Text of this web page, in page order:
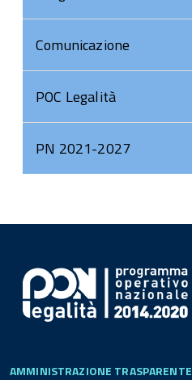
Comunicazione
POC Legalità
PN 2021-2027
AMMINISTRAZIONE TRASPARENTE